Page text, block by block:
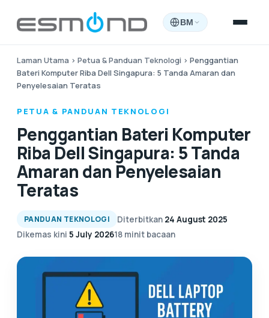
BM
Laman Utama › Petua & Panduan Teknologi › Penggantian
Bateri Komputer Riba Dell Singapura: 5 Tanda Amaran dan
Penyelesaian Teratas
PETUA & PANDUAN TEKNOLOGI
Penggantian Bateri Komputer
Riba Dell Singapura: 5 Tanda
Amaran dan Penyelesaian
Teratas
PANDUAN TEKNOLOGI Diterbitkan 24 August 2025
Dikemas kini 5 July 202618 minit bacaan